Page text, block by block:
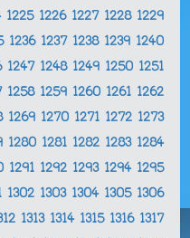
1225 1226 1227 1228 1229
1236 1237 1238 1239 1240
1247 1248 1249 1250 1251
1258 1259 1260 1261 1262
1269 1270 1271 1272 1273
1280 1281 1282 1283 1284
1291 1292 1293 1294 1295
1302 1303 1304 1305 1306
1313 1314 1315 1316 1317